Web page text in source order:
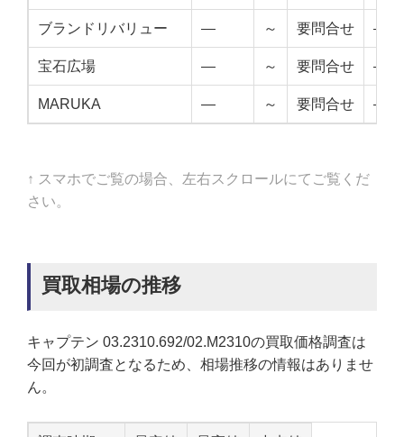
ブランドリバリュー — ～ 要問合せ —
宝石広場 — ～ 要問合せ —
MARUKA — ～ 要問合せ —
↑ スマホでご覧の場合、左右スクロールにてご覧くだ
さい。
買取相場の推移
キャプテン 03.2310.692/02.M2310の買取価格調査は
今回が初調査となるため、相場推移の情報はありませ
ん。